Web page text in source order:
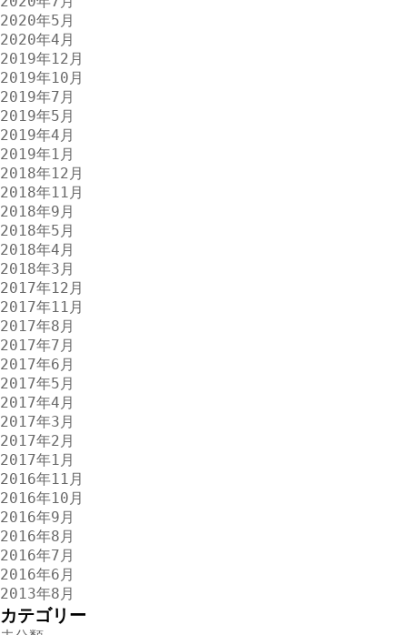
2020年5月
2020年4月
2019年12月
2019年10月
2019年7月
2019年5月
2019年4月
2019年1月
2018年12月
2018年11月
2018年9月
2018年5月
2018年4月
2018年3月
2017年12月
2017年11月
2017年8月
2017年7月
2017年6月
2017年5月
2017年4月
2017年3月
2017年2月
2017年1月
2016年11月
2016年10月
2016年9月
2016年8月
2016年7月
2016年6月
2013年8月
カテゴリー